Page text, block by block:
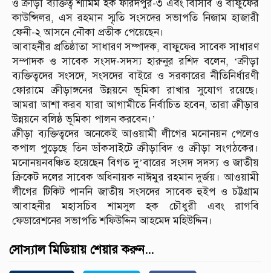
ও ক্রীড়া ব্যক্তিত্ব শামিম হক ফরিদপুর-৩ এবং বিসিবি ও বাফুফের
কাউন্সিলর, এস রহমান স্মৃতি সংসদের সভাপতি নিজাম হাজারী
ফেনী-২ আসনে নৌকা প্রতীক পেয়েছেন।
আবাহনীর প্রতিষ্ঠাতা সাধারণ সম্পাদক, বাফুফের সাবেক সাধারণ
সম্পাদক ও সাবেক সংসদ-সদস্য হারুনুর রশিদ বলেন, ‘ক্রীড়া
ব্যক্তিত্বদের সংসদে, সংসদের বাইরে ও সরকারের নীতিনির্ধারণী
ফোরামে ক্রীড়াঙ্গনের উন্নয়নে ভূমিকা রাখার সুযোগ রয়েছে।
আমরা আশা করব যারা আগামীতে নির্বাচিত হবেন, তারা ক্রীড়ার
উন্নয়নে বলিষ্ঠ ভূমিকা পালন করবেন।’
ক্রীড়া ব্যক্তিত্বদের অনেকেই আওয়ামী লীগের মনোনয়ন পেলেও
কপাল পুড়েছে তিন ডাঁকসাইটে ক্রীড়াবিদ ও ক্রীড়া সংগঠকের।
মনোনয়নবঞ্চিত হয়েছেন বিগত দু’বারের সংসদ সদস্য ও জাতীয়
ক্রিকেট দলের সাবেক অধিনায়ক নাঈমুর রহমান দুর্জয়। আওয়ামী
লীগের টিকিট পাননি জাতীয় সংসদের সাবেক হুইপ ও চট্টগ্রাম
আবাহনীর মহাসচিব শামসুল হক চৌধুরী এবং রাগবি
ফেডারেশনের সভাপতি শফিউদ্দিন আহমেদ মহিউদ্দিন।
সোস্যাল মিডিয়ায় শেয়ার করুন...